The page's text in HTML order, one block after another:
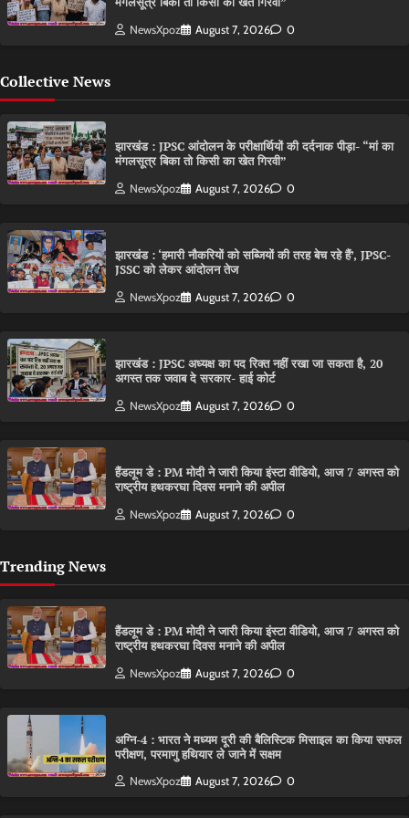
NewsXpoz August 7, 2026 0
Collective News
झारखंड : JPSC आंदोलन के परीक्षार्थियों की दर्दनाक पीड़ा- “मां का
मंगलसूत्र बिका तो किसी का खेत गिरवी”
NewsXpoz August 7, 2026 0
झारखंड : ‘हमारी नौकरियों को सब्जियों की तरह बेच रहे हैं’, JPSC-
JSSC को लेकर आंदोलन तेज
NewsXpoz August 7, 2026 0
झारखंड : JPSC अध्यक्ष का पद रिक्त नहीं रखा जा सकता है, 20
अगस्त तक जवाब दे सरकार- हाई कोर्ट
NewsXpoz August 7, 2026 0
हैंडलूम डे : PM मोदी ने जारी किया इंस्टा वीडियो, आज 7 अगस्त को
राष्ट्रीय हथकरघा दिवस मनाने की अपील
NewsXpoz August 7, 2026 0
Trending News
हैंडलूम डे : PM मोदी ने जारी किया इंस्टा वीडियो, आज 7 अगस्त को
राष्ट्रीय हथकरघा दिवस मनाने की अपील
NewsXpoz August 7, 2026 0
अग्नि-4 : भारत ने मध्यम दूरी की बैलिस्टिक मिसाइल का किया सफल
परीक्षण, परमाणु हथियार ले जाने में सक्षम
NewsXpoz August 7, 2026 0